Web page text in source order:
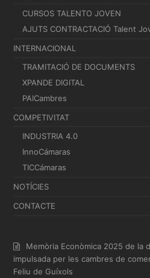
CURSOS TALENTO JOVEN
AJUTS CONTRACTACIÓ Talent
INTERNACIONAL
TRAMITACIÓ DE DOCUMENTS
XPANDE DIGITAL
PAICambres
COMPETIVITAT
INDUSTRIA 4.0
InnoCámaras
TICCámaras
NOTÍCIES
CONTACTE
Memòria Econòmica 2025 de la
impulsada per les cambres de
Feliu de Guíxols